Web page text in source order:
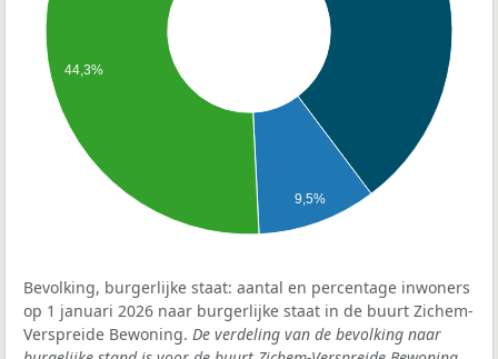
9,5%
44,3%
Bevolking, burgerlijke staat: aantal en percentage inwoners
op 1 januari 2026 naar burgerlijke staat in de buurt Zichem-
Verspreide Bewoning. De verdeling van de bevolking naar